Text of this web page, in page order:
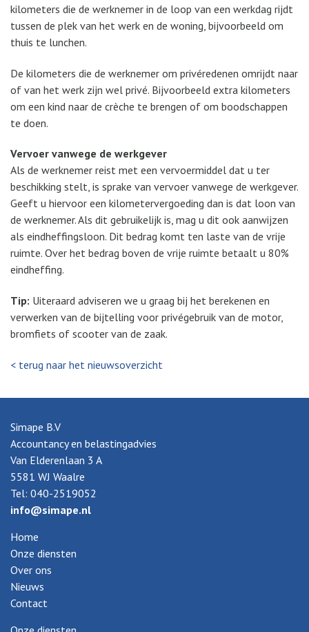
kilometers die de werknemer in de loop van een werkdag rijdt
tussen de plek van het werk en de woning, bijvoorbeeld om
thuis te lunchen.
De kilometers die de werknemer om privéredenen omrijdt naar
of van het werk zijn wel privé. Bijvoorbeeld extra kilometers
om een kind naar de crèche te brengen of om boodschappen
te doen.
Vervoer vanwege de werkgever
Als de werknemer reist met een vervoermiddel dat u ter
beschikking stelt, is sprake van vervoer vanwege de werkgever.
Geeft u hiervoor een kilometervergoeding dan is dat loon van
de werknemer. Als dit gebruikelijk is, mag u dit ook aanwijzen
als eindheffingsloon. Dit bedrag komt ten laste van de vrije
ruimte. Over het bedrag boven de vrije ruimte betaalt u 80%
eindheffing.
Tip: Uiteraard adviseren we u graag bij het berekenen en
verwerken van de bijtelling voor privégebruik van de motor,
bromfiets of scooter van de zaak.
< terug naar het nieuwsoverzicht
Simape B.V
Accountancy en belastingadvies
Van Elderenlaan 3 A
5581 WJ Waalre
Tel: 040-2519052
info@simape.nl
Home
Onze diensten
Over ons
Nieuws
Contact